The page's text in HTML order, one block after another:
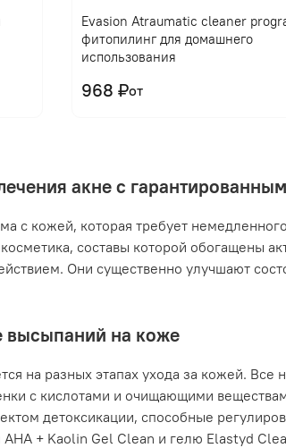
Evasion Atraumatic cleaner
фитопилинг для домашнего
использования
от
968 ₽
акне с
с кожей, которая требует
составы которой обогащены
Они существенно улучшают
высыпаний на коже
на разных этапах ухода за кожей. Все
с кислотами и очищающими
детоксикации, способные
+ Kaolin Gel Clean и гелю Elastyd